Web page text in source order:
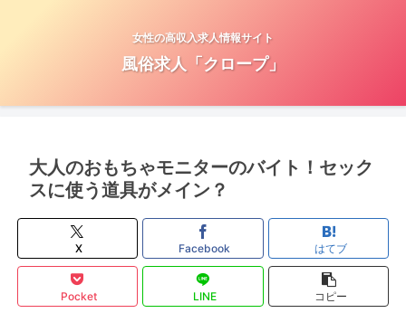
女性の高収入求人情報サイト
風俗求人「クロープ」
大人のおもちゃモニターのバイト！セック
スに使う道具がメイン？
X Facebook はてブ
Pocket LINE コピー